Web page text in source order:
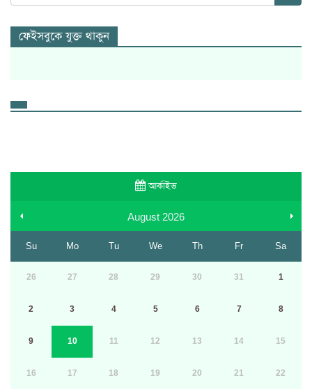
ফেইসবুকে যুক্ত থাকুন
আর্কাইভ
August 2026
Su Mo Tu We Th Fr Sa
26 27 28 29 30 31 1
2 3 4 5 6 7 8
9 10 11 12 13 14 15
16 17 18 19 20 21 22